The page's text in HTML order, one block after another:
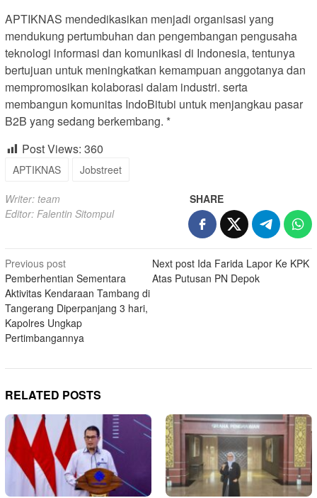
APTIKNAS mendedikasikan menjadi organisasi yang
mendukung pertumbuhan dan pengembangan pengusaha
teknologi informasi dan komunikasi di Indonesia, tentunya
bertujuan untuk meningkatkan kemampuan anggotanya dan
mempromosikan kolaborasi dalam industri. serta
membangun komunitas IndoBitubi untuk menjangkau pasar
B2B yang sedang berkembang. *
Post Views: 360
APTIKNAS Jobstreet
Writer: team
Editor: Falentin Sitompul
SHARE
Post
navigation
Previous post
Pemberhentian Sementara
Aktivitas Kendaraan Tambang di
Tangerang Diperpanjang 3 hari,
Kapolres Ungkap
Pertimbangannya
Next post Ida Farida Lapor Ke KPK
Atas Putusan PN Depok
RELATED POSTS